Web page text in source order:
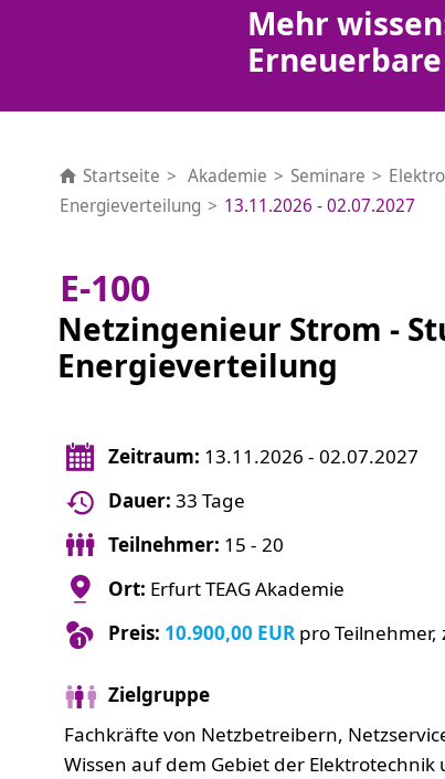
Mehr
Startseite Akademie Seminare
Energieverteilung
13.11.2026 - 02.07.2027
E-100
Netzingenieur Strom -
Energieverteilung
Zeitraum: 13.11.2026 - 02.07.2027
Dauer: 33 Tage
Teilnehmer: 15 - 20
Ort: Erfurt TEAG Akademie
Preis: 10.900,00 EUR pro Teilnehmer,
Zielgruppe
Fachkräfte von Netzbetreibern,
Wissen auf dem Gebiet der